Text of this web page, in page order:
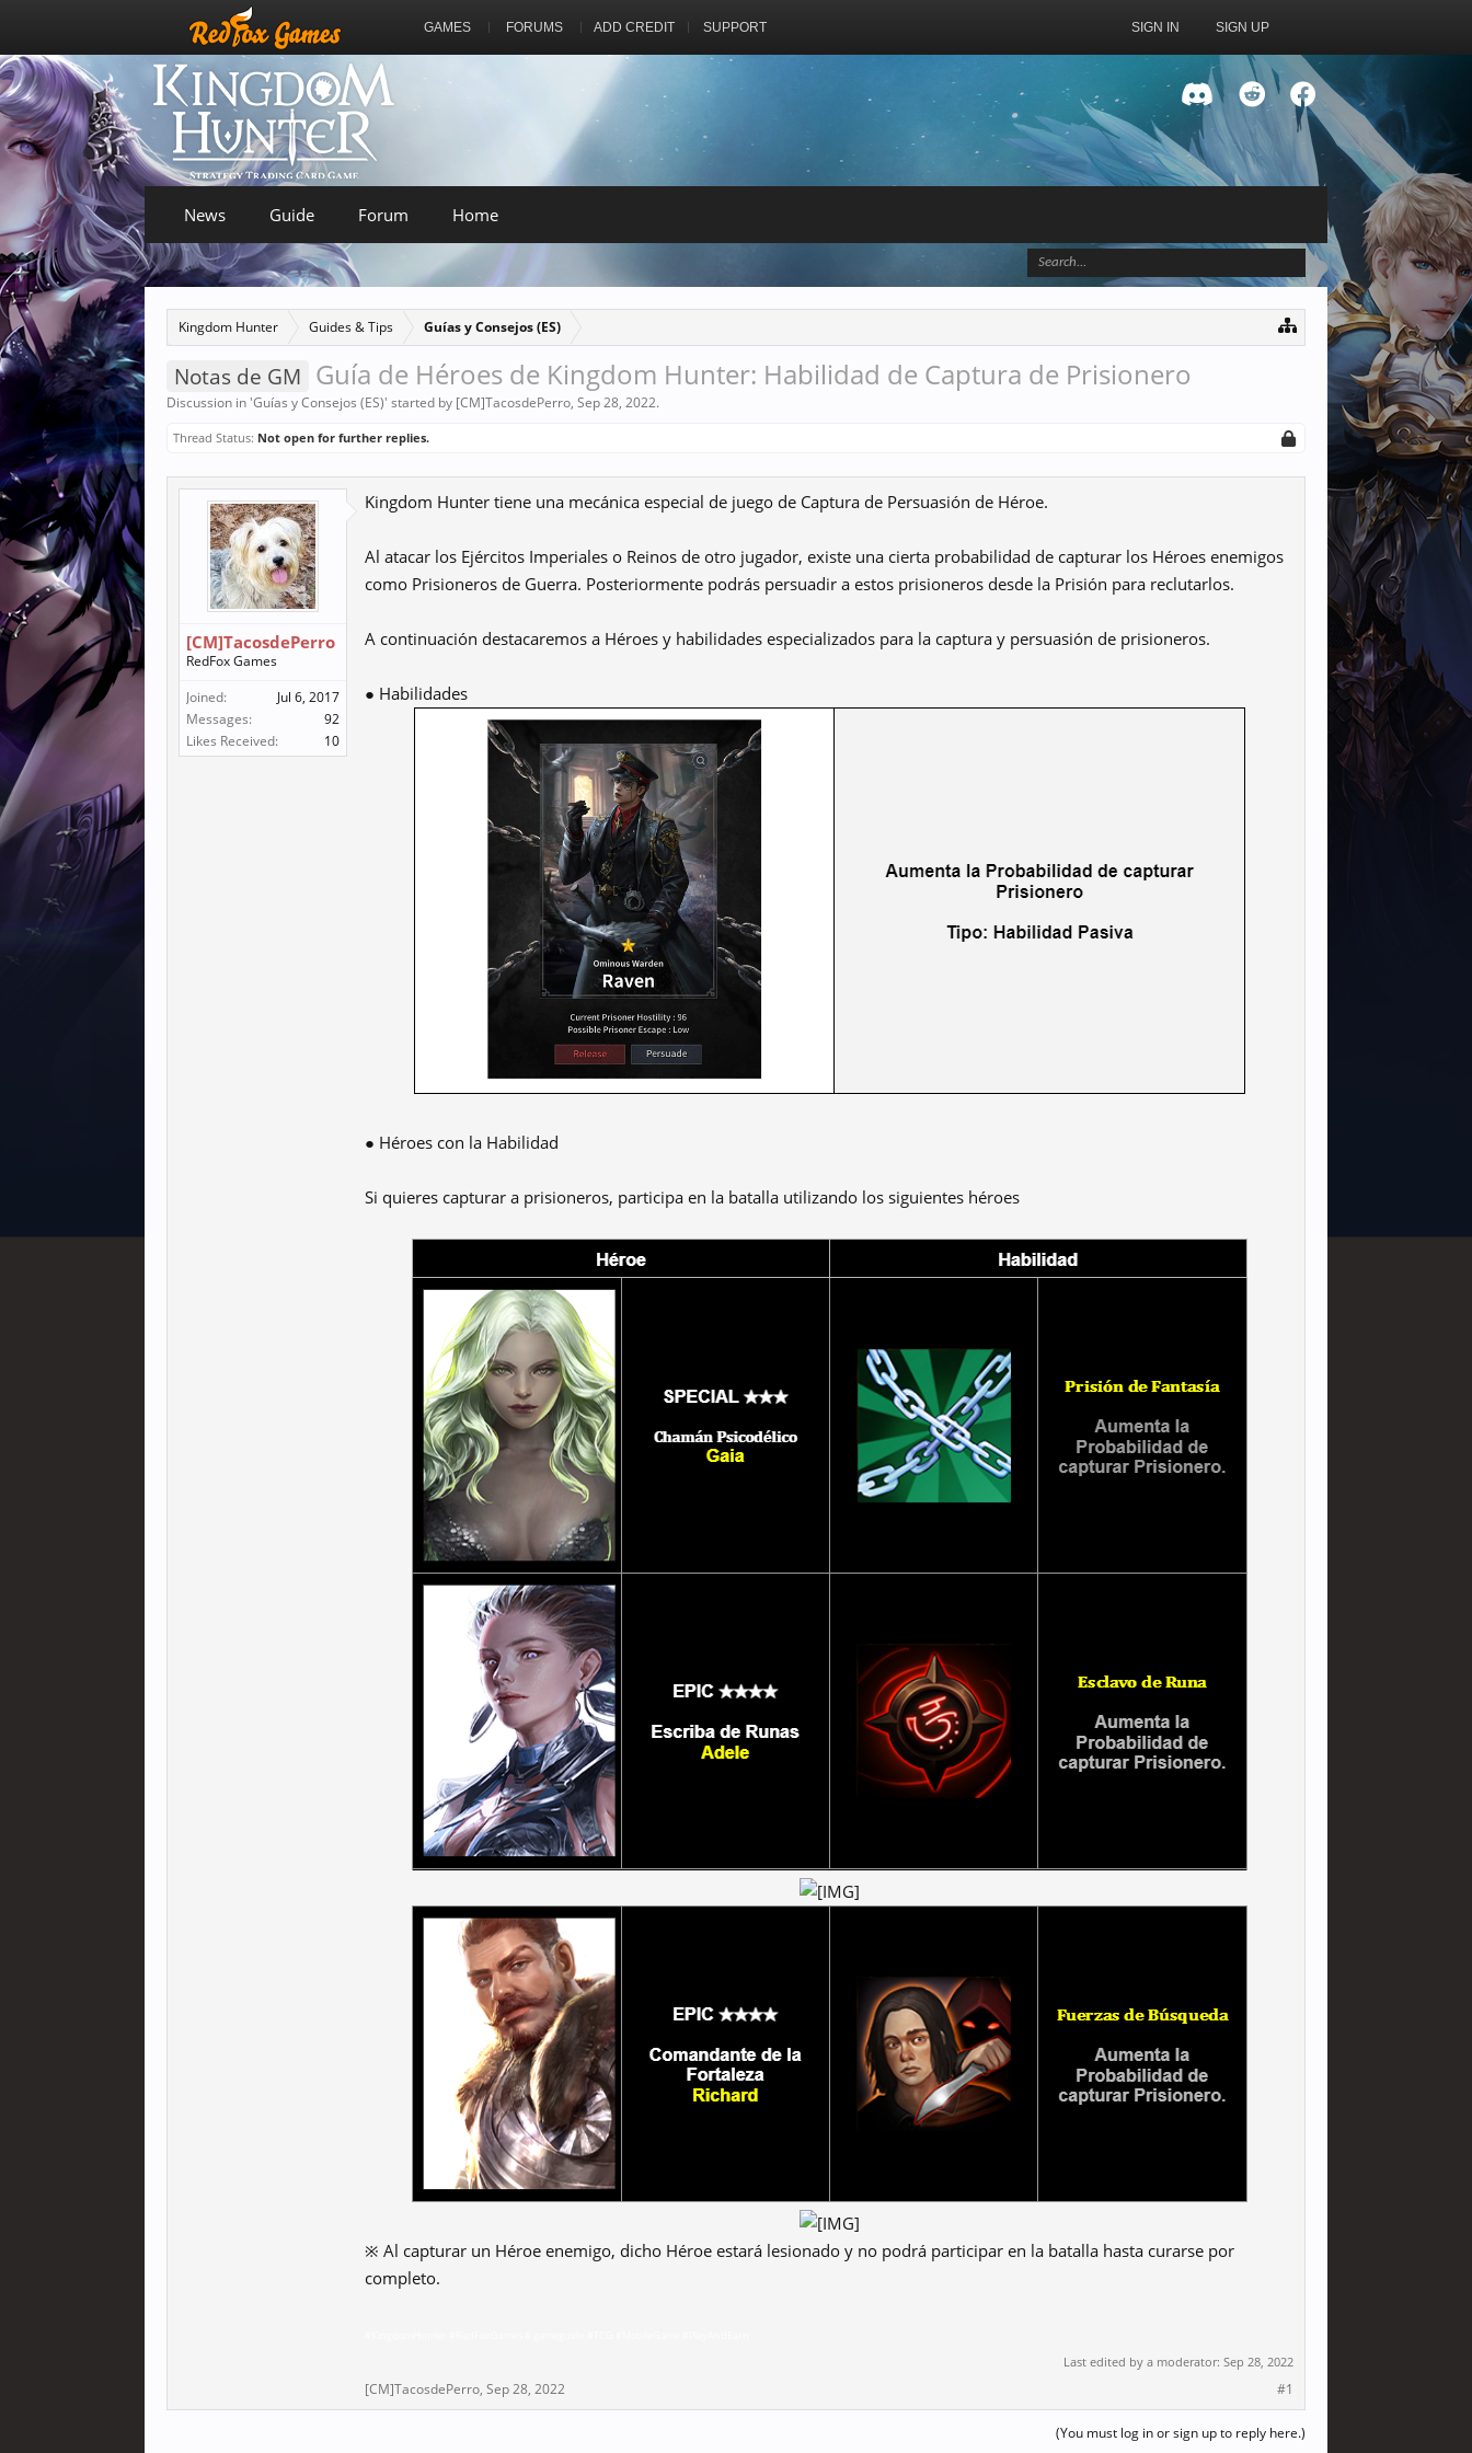
GAMES FORUMS ADD CREDIT SUPPORT SIGN IN SIGN UP
Kingdom Hunter Guides & Tips Guías y Consejos (ES)
Notas de GM Guía de Héroes de Kingdom Hunter: Habilidad de Captura de Prisionero
Discussion in 'Guías y Consejos (ES)' started by [CM]TacosdePerro, Sep 28, 2022.
Thread Status: Not open for further replies.
[CM]TacosdePerro
RedFox Games
Joined:
Jul 6, 2017
Messages:
92
Likes Received:
10
Kingdom Hunter tiene una mecánica especial de juego de Captura de Persuasión de Héroe.
Al atacar los Ejércitos Imperiales o Reinos de otro jugador, existe una cierta probabilidad de capturar los Héroes enemigos
como Prisioneros de Guerra. Posteriormente podrás persuadir a estos prisioneros desde la Prisión para reclutarlos.
A continuación destacaremos a Héroes y habilidades especializados para la captura y persuasión de prisioneros.
● Habilidades
● Héroes con la Habilidad
Si quieres capturar a prisioneros, participa en la batalla utilizando los siguientes héroes
※ Al capturar un Héroe enemigo, dicho Héroe estará lesionado y no podrá participar en la batalla hasta curarse por
completo.
Last edited by a moderator: Sep 28, 2022
[CM]TacosdePerro, Sep 28, 2022 #1
(You must log in or sign up to reply here.)
News Guide Forum Home